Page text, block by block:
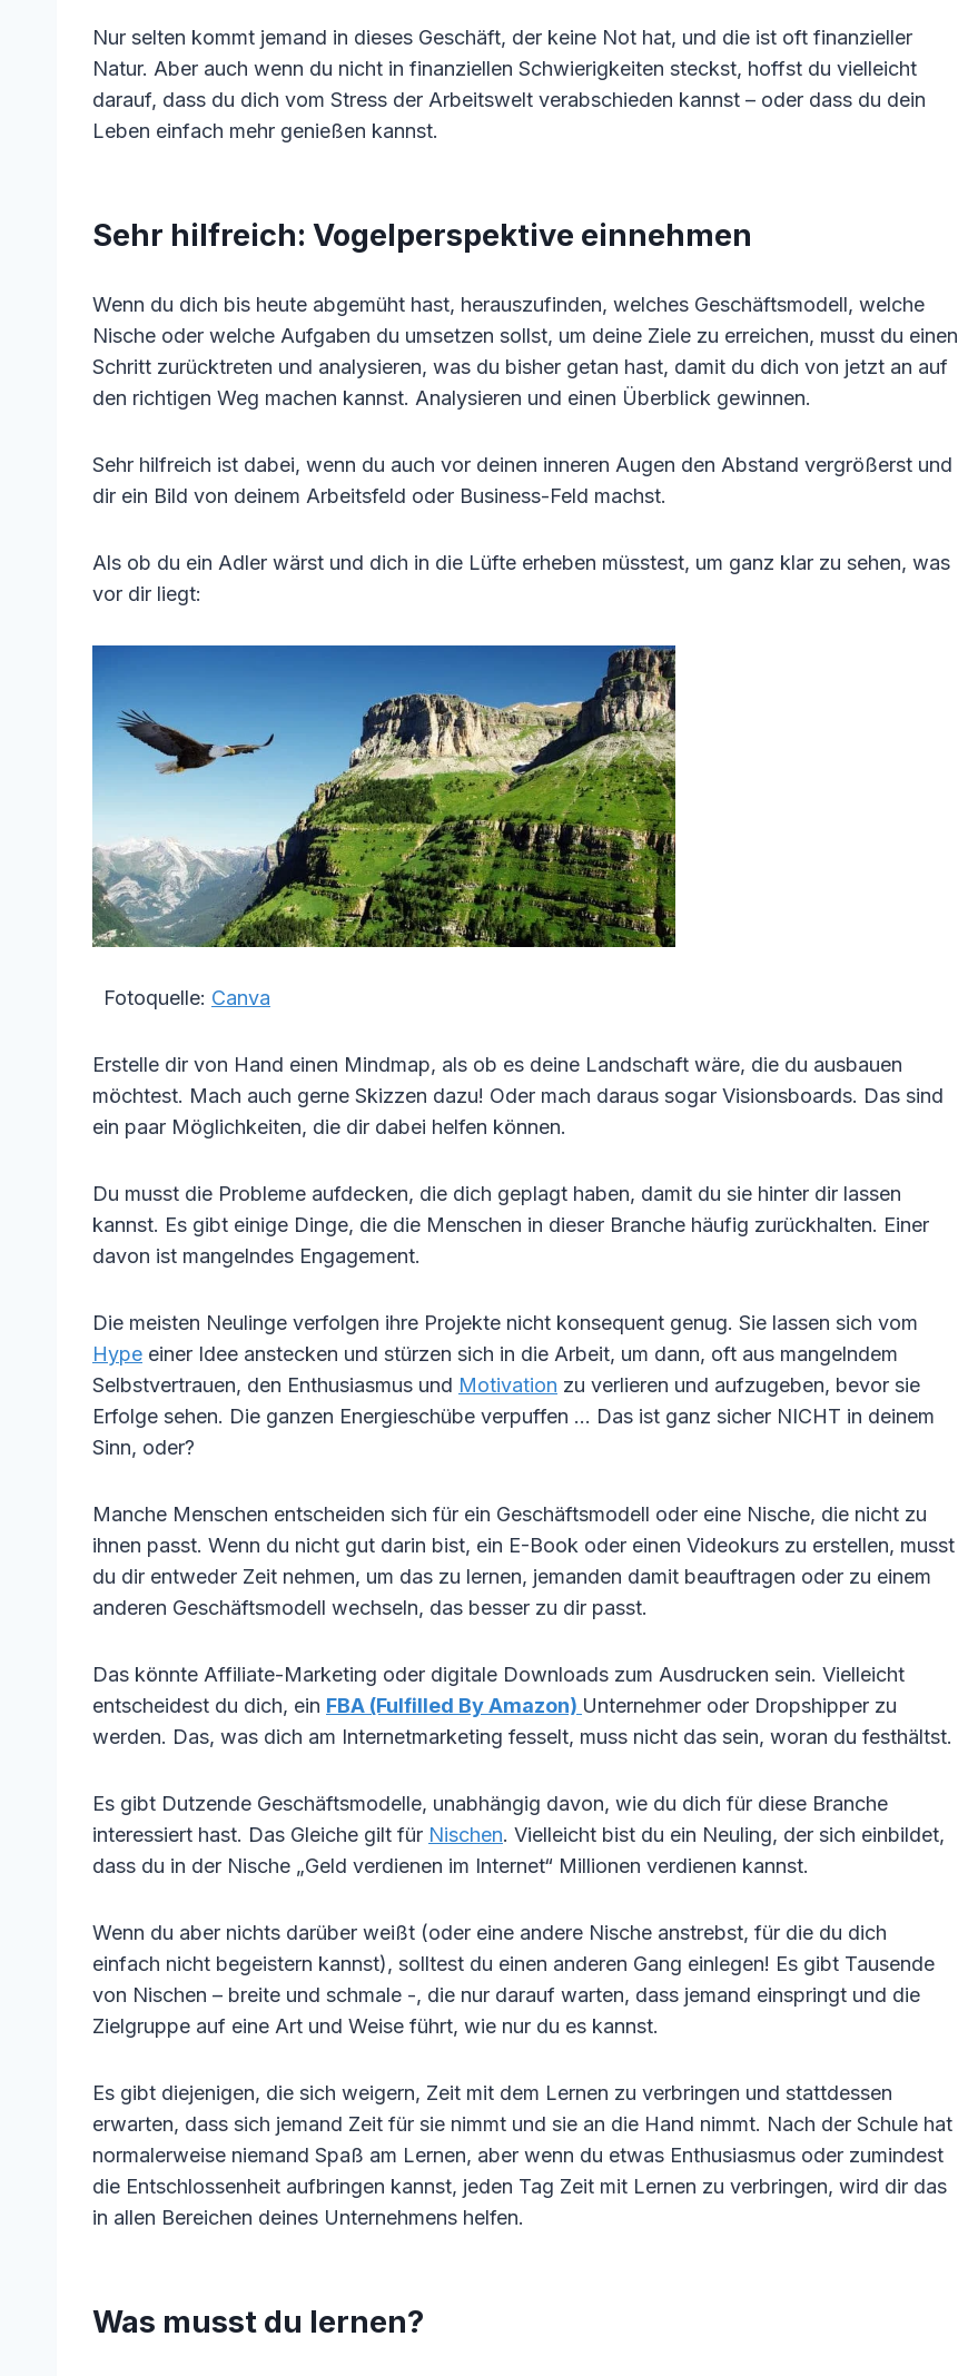
Nur selten kommt jemand in dieses Geschäft, der keine Not hat, und die ist oft finanzieller
Natur. Aber auch wenn du nicht in finanziellen Schwierigkeiten steckst, hoffst du vielleicht
darauf, dass du dich vom Stress der Arbeitswelt verabschieden kannst – oder dass du dein
Leben einfach mehr genießen kannst.
Sehr hilfreich: Vogelperspektive einnehmen
Wenn du dich bis heute abgemüht hast, herauszufinden, welches Geschäftsmodell, welche
Nische oder welche Aufgaben du umsetzen sollst, um deine Ziele zu erreichen, musst du einen
Schritt zurücktreten und analysieren, was du bisher getan hast, damit du dich von jetzt an auf
den richtigen Weg machen kannst. Analysieren und einen Überblick gewinnen.
Sehr hilfreich ist dabei, wenn du auch vor deinen inneren Augen den Abstand vergrößerst und
dir ein Bild von deinem Arbeitsfeld oder Business-Feld machst.
Als ob du ein Adler wärst und dich in die Lüfte erheben müsstest, um ganz klar zu sehen, was
vor dir liegt:
Fotoquelle: Canva
Erstelle dir von Hand einen Mindmap, als ob es deine Landschaft wäre, die du ausbauen
möchtest. Mach auch gerne Skizzen dazu! Oder mach daraus sogar Visionsboards. Das sind
ein paar Möglichkeiten, die dir dabei helfen können.
Du musst die Probleme aufdecken, die dich geplagt haben, damit du sie hinter dir lassen
kannst. Es gibt einige Dinge, die die Menschen in dieser Branche häufig zurückhalten. Einer
davon ist mangelndes Engagement.
Die meisten Neulinge verfolgen ihre Projekte nicht konsequent genug. Sie lassen sich vom
Hype einer Idee anstecken und stürzen sich in die Arbeit, um dann, oft aus mangelndem
Selbstvertrauen, den Enthusiasmus und Motivation zu verlieren und aufzugeben, bevor sie
Erfolge sehen. Die ganzen Energieschübe verpuffen … Das ist ganz sicher NICHT in deinem
Sinn, oder?
Manche Menschen entscheiden sich für ein Geschäftsmodell oder eine Nische, die nicht zu
ihnen passt. Wenn du nicht gut darin bist, ein E-Book oder einen Videokurs zu erstellen, musst
du dir entweder Zeit nehmen, um das zu lernen, jemanden damit beauftragen oder zu einem
anderen Geschäftsmodell wechseln, das besser zu dir passt.
Das könnte Affiliate-Marketing oder digitale Downloads zum Ausdrucken sein. Vielleicht
entscheidest du dich, ein FBA (Fulfilled By Amazon) Unternehmer oder Dropshipper zu
werden. Das, was dich am Internetmarketing fesselt, muss nicht das sein, woran du festhältst.
Es gibt Dutzende Geschäftsmodelle, unabhängig davon, wie du dich für diese Branche
interessiert hast. Das Gleiche gilt für Nischen. Vielleicht bist du ein Neuling, der sich einbildet,
dass du in der Nische „Geld verdienen im Internet“ Millionen verdienen kannst.
Wenn du aber nichts darüber weißt (oder eine andere Nische anstrebst, für die du dich
einfach nicht begeistern kannst), solltest du einen anderen Gang einlegen! Es gibt Tausende
von Nischen – breite und schmale -, die nur darauf warten, dass jemand einspringt und die
Zielgruppe auf eine Art und Weise führt, wie nur du es kannst.
Es gibt diejenigen, die sich weigern, Zeit mit dem Lernen zu verbringen und stattdessen
erwarten, dass sich jemand Zeit für sie nimmt und sie an die Hand nimmt. Nach der Schule hat
normalerweise niemand Spaß am Lernen, aber wenn du etwas Enthusiasmus oder zumindest
die Entschlossenheit aufbringen kannst, jeden Tag Zeit mit Lernen zu verbringen, wird dir das
in allen Bereichen deines Unternehmens helfen.
Was musst du lernen?